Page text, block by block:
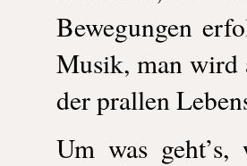
Bewegungen
Musik, man wird
der prallen
Um was